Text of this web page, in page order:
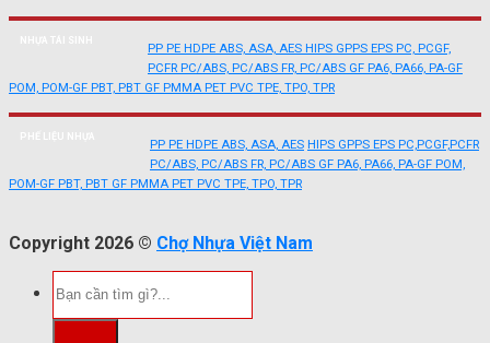
PP PE HDPE ABS, ASA, AES HIPS GPPS EPS PC, PCGF,
PCFR PC/ABS, PC/ABS FR, PC/ABS GF PA6, PA66, PA-GF
POM, POM-GF PBT, PBT GF PMMA PET PVC TPE, TPO, TPR
PP PE HDPE ABS, ASA, AES HIPS GPPS EPS PC,PCGF,PCFR
PC/ABS, PC/ABS FR, PC/ABS GF PA6, PA66, PA-GF POM,
POM-GF PBT, PBT GF PMMA PET PVC TPE, TPO, TPR
Copyright 2026 © Chợ Nhựa Việt Nam
kiếm: